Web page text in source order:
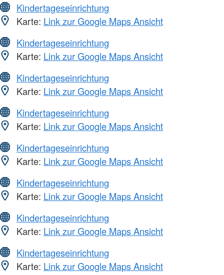
Kindertageseinrichtung
Karte: Link zur Google Maps Ansicht
Kindertageseinrichtung
Karte: Link zur Google Maps Ansicht
Kindertageseinrichtung
Karte: Link zur Google Maps Ansicht
Kindertageseinrichtung
Karte: Link zur Google Maps Ansicht
Kindertageseinrichtung
Karte: Link zur Google Maps Ansicht
Kindertageseinrichtung
Karte: Link zur Google Maps Ansicht
Kindertageseinrichtung
Karte: Link zur Google Maps Ansicht
Kindertageseinrichtung
Karte: Link zur Google Maps Ansicht